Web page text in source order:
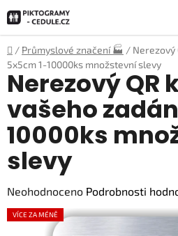
na
obsah
Domů
/ Průmyslové značení 🏭 / Nerezový
5x5cm 1-10000ks množstevní slevy
Nerezový QR
vašeho
10000ks
slevy
Průměrné
hodnocení
produktu
Neohodnoceno Podrobnosti
VÍCE ZA MÉNĚ